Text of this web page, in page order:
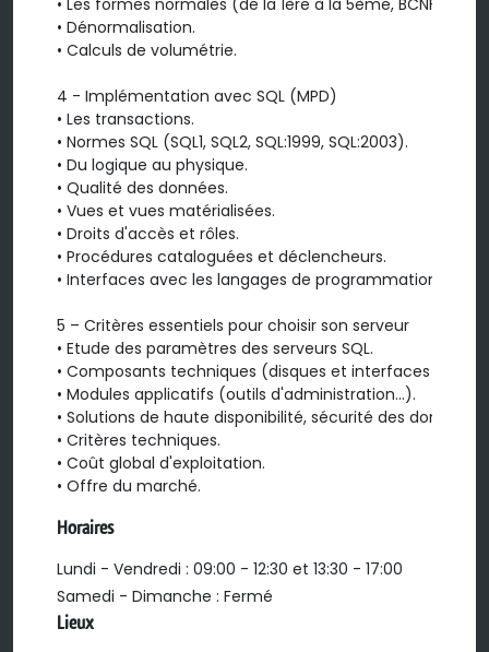
• Les formes normales (de la 1ère à la 5ème, BCNF).
• Dénormalisation.
• Calculs de volumétrie.
4 - Implémentation avec SQL (MPD)
• Les transactions.
• Normes SQL (SQL1, SQL2, SQL:1999, SQL:2003).
• Du logique au physique.
• Qualité des données.
• Vues et vues matérialisées.
• Droits d'accès et rôles.
• Procédures cataloguées et déclencheurs.
• Interfaces avec les langages de programmation.
5 – Critères essentiels pour choisir son serveur
• Etude des paramètres des serveurs SQL.
• Composants techniques (disques et interfaces
• Modules applicatifs (outils d'administration...).
• Solutions de haute disponibilité, sécurité des données.
• Critères techniques.
• Coût global d'exploitation.
• Offre du marché.
Horaires
Lundi - Vendredi : 09:00 - 12:30 et 13:30 - 17:00
Samedi - Dimanche : Fermé
Lieux